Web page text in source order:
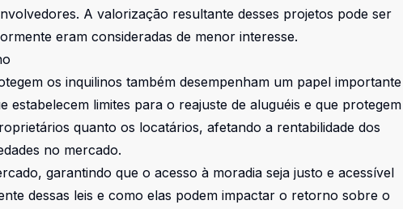
A valorização resultante desses projetos pode ser
eram consideradas de menor interesse.
os inquilinos também desempenham um papel importante
estabelecem limites para o reajuste de aluguéis e que protegem
quanto os locatários, afetando a rentabilidade dos
no mercado.
garantindo que o acesso à moradia seja justo e acessível
dessas leis e como elas podem impactar o retorno sobre o